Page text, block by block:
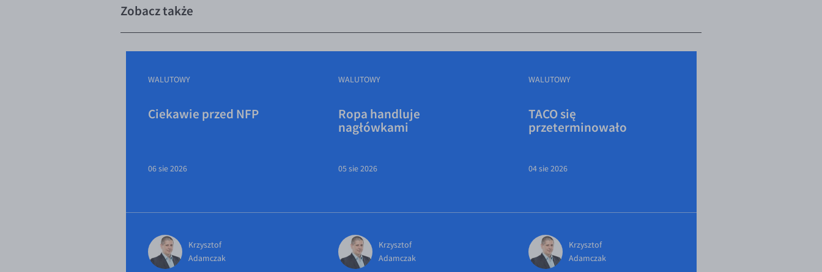
Zobacz także
WALUTOWY
Ciekawie przed NFP
06 sie 2026
Krzysztof
Adamczak
WALUTOWY
Ropa handluje
nagłówkami
05 sie 2026
Krzysztof
Adamczak
WALUTOWY
TACO się
przeterminowało
04 sie 2026
Krzysztof
Adamczak